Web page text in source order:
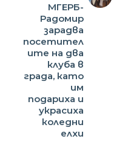
МГЕРБ-
Радомир
зарадва
посетител
ите на два
клуба в
града, като
им
подариха и
украсиха
коледни
елхи